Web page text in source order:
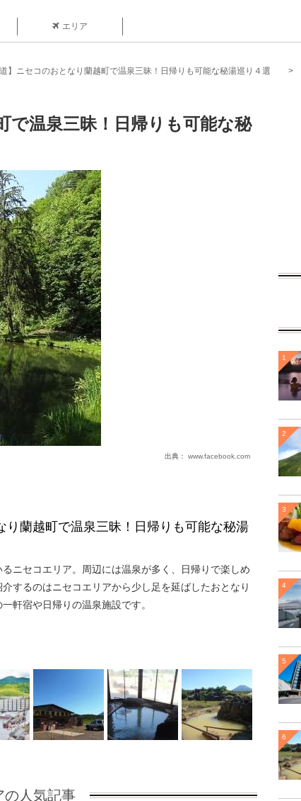
エリア
道】ニセコのおとなり蘭越町で温泉三昧！日帰りも可能な秘湯巡り４選
で温泉三昧！日帰りも可能な秘
出典： www.facebook.com
り蘭越町で温泉三昧！日帰りも可能な秘湯
ニセコエリア。周辺には温泉が多く、日帰りで楽しめ
するのはニセコエリアから少し足を延ばしたおとなり
軒宿や日帰りの温泉施設です。
の人気記事
1
2
3
4
5
6